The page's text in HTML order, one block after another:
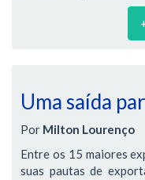
Uma saída
Por Milton Lourenço
Entre os 15 maiores
suas pautas de